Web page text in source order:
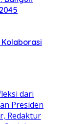
Kolaborasi